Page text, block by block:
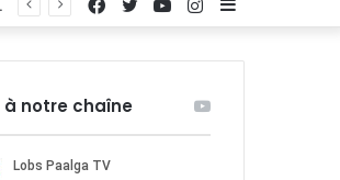
regret
Sidebar
Instagram
YouTube
Twitter
Facebook
notre chaîne